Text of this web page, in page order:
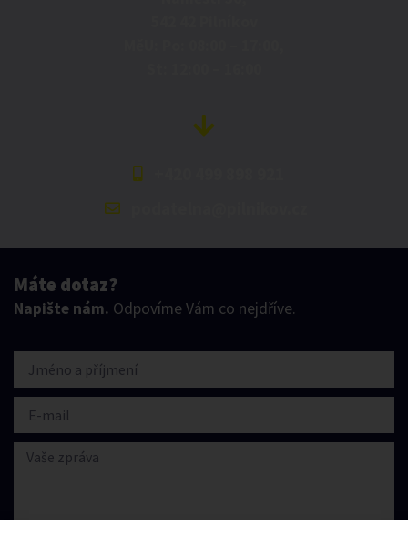
Máte dotaz?
Napište nám. Odpovíme Vám co nejdříve.